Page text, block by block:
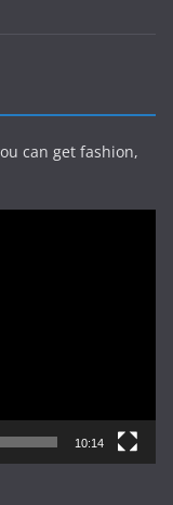
can get fashion,
10:14